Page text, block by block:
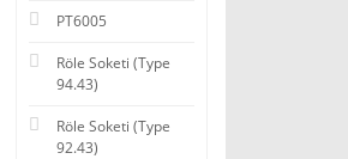
PT6005
Röle Soketi (Type
94.43)
Röle Soketi (Type
92.43)